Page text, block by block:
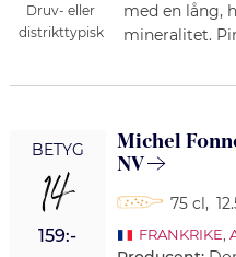
Druv- eller
distrikttypisk
med en lång,
mineralitet.
BETYG
14
159:-
Michel
NV
75 cl,
FRANKRIKE